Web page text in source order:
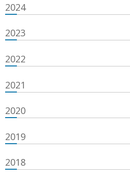
2024
2023
2022
2021
2020
2019
2018